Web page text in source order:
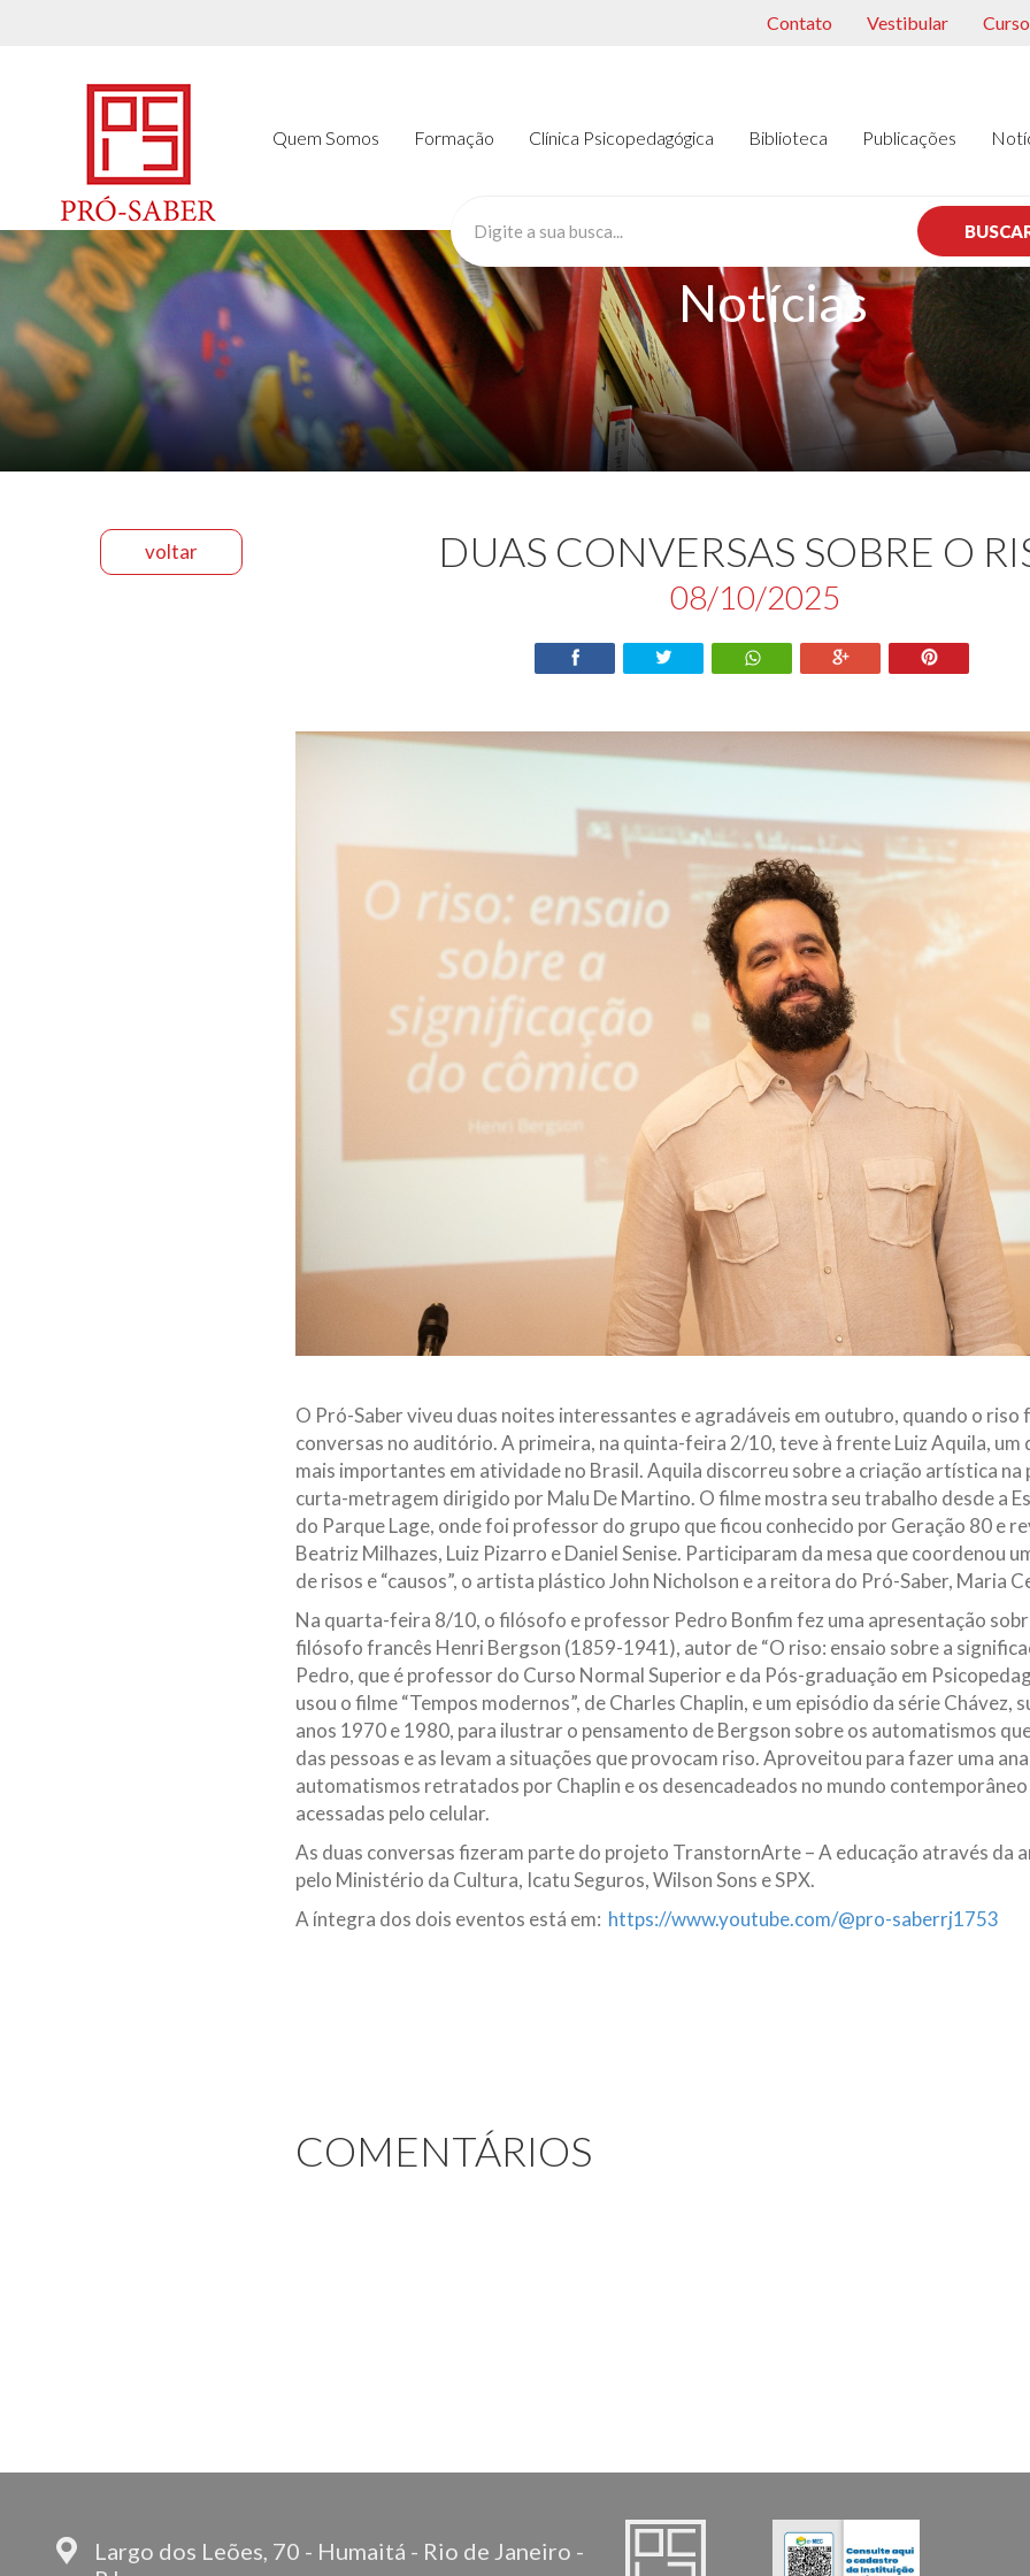
Contato Vestibular
Quem Somos Formação Clínica Psicopedagógica Biblioteca Publicações
Notícias
voltar DUAS CONVERSAS SOBRE O
08/10/2025
O Pró-Saber viveu duas noites interessantes e agradáveis em outubro, quando o riso
conversas no auditório. A primeira, na quinta-feira 2/10, teve à frente Luiz Aquila,
mais importantes em atividade no Brasil. Aquila discorreu sobre a criação artística
curta-metragem dirigido por Malu De Martino. O filme mostra seu trabalho desde a
do Parque Lage, onde foi professor do grupo que ficou conhecido por Geração 80 e
Beatriz Milhazes, Luiz Pizarro e Daniel Senise. Participaram da mesa que coordenou
de risos e “causos”, o artista plástico John Nicholson e a reitora do Pró-Saber, Maria
Na quarta-feira 8/10, o filósofo e professor Pedro Bonfim fez uma apresentação
filósofo francês Henri Bergson (1859-1941), autor de “O riso: ensaio sobre a
Pedro, que é professor do Curso Normal Superior e da Pós-graduação em
usou o filme “Tempos modernos”, de Charles Chaplin, e um episódio da série Chávez,
anos 1970 e 1980, para ilustrar o pensamento de Bergson sobre os automatismos
das pessoas e as levam a situações que provocam riso. Aproveitou para fazer uma
automatismos retratados por Chaplin e os desencadeados no mundo
acessadas pelo celular.
As duas conversas fizeram parte do projeto TranstornArte – A educação através da
pelo Ministério da Cultura, Icatu Seguros, Wilson Sons e SPX.
A íntegra dos dois eventos está em: https://www.youtube.com/@pro-saberrj1753
COMENTÁRIOS
Largo dos Leões, 70 - Humaitá - Rio de Janeiro -